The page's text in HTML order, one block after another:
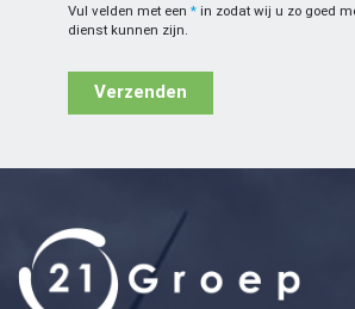
Vul velden met een *in zodat wij u zo goed
dienst kunnen zijn.
Verzenden